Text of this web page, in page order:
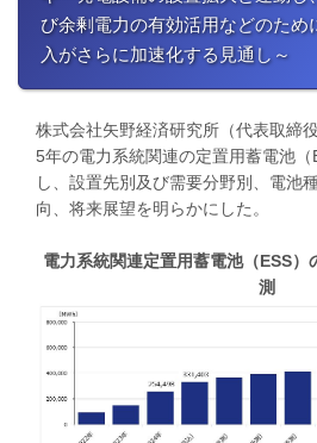
び余剰電力の有効活用などのため
入がさらに加速化する見通し～
株式会社矢野経済研究所（代表取締
5年の電力系統関連の定置用蓄電池
し、設置先別及び需要分野別、電池
向、将来展望を明らかにした。
電力系統関連定置用蓄電池（ESS）
測